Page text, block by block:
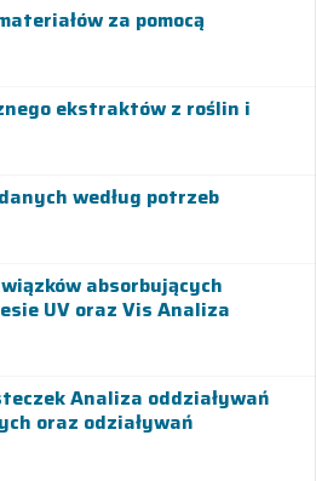
za pomocą
ekstraktów z roślin i
według potrzeb
absorbujących
UV oraz Vis Analiza
Analiza oddziaływań
oraz odziaływań